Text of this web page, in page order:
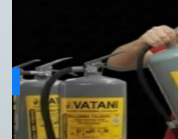
Yangın
Yangın
Detaylar